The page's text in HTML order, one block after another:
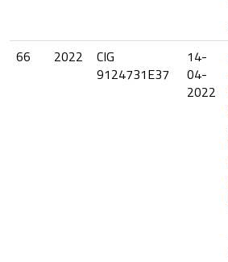
66
2022
CIG
9124731E37
14-
04-
2022